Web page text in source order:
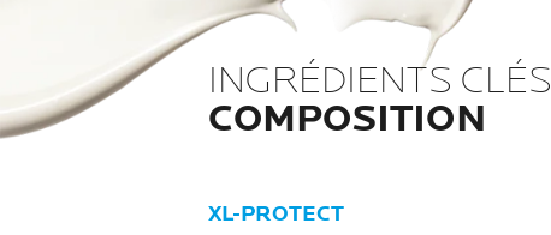
INGRÉDIENTS CLÉS
COMPOSITION
XL-PROTECT